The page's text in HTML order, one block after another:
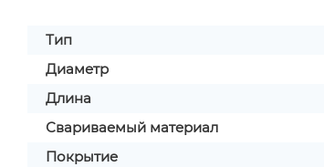
Тип
Диаметр
Длина
Свариваемый материал
Покрытие